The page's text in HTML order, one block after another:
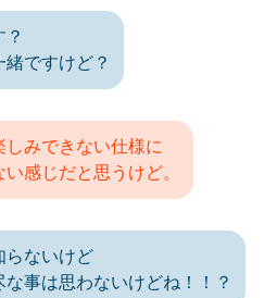
ですけど？
みできない仕様に
感じだと思うけど。
らないけど
事は思わないけどね！！？